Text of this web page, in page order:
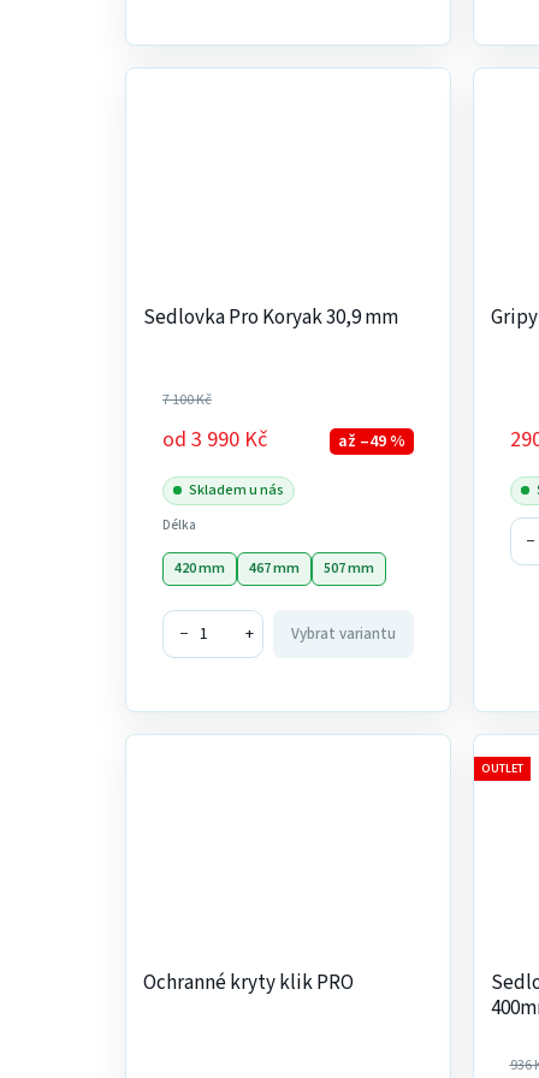
Sedlovka Pro Koryak 30,9 mm
7 100 Kč
od 3 990 Kč až –49 %
Skladem u nás
Délka
420 mm 467 mm 507 mm
− + Vybrat variantu
−
Ochranné kryty klik PRO
OUTLET
936